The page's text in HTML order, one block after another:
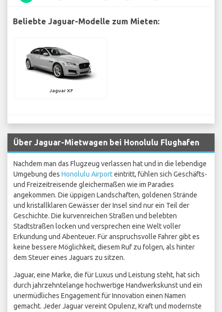
Beliebte Jaguar-Modelle zum Mieten:
Jaguar XF
Über Jaguar-Mietwagen bei Honolulu Flughafen
Nachdem man das Flugzeug verlassen hat und in die lebendige
Umgebung des Honolulu Airporteintritt, fühlen sich Geschäfts-
und Freizeitreisende gleichermaßen wie im Paradies
angekommen. Die üppigen Landschaften, goldenen Strände
und kristallklaren Gewässer der Insel sind nur ein Teil der
Geschichte. Die kurvenreichen Straßen und belebten
Stadtstraßen locken und versprechen eine Welt voller
Erkundung und Abenteuer. Für anspruchsvolle Fahrer gibt es
keine bessere Möglichkeit, diesem Ruf zu folgen, als hinter
dem Steuer eines Jaguars zu sitzen.
Jaguar, eine Marke, die für Luxus und Leistung steht, hat sich
durch jahrzehntelange hochwertige Handwerkskunst und ein
unermüdliches Engagement für Innovation einen Namen
gemacht. Jeder Jaguar vereint Opulenz, Kraft und modernste